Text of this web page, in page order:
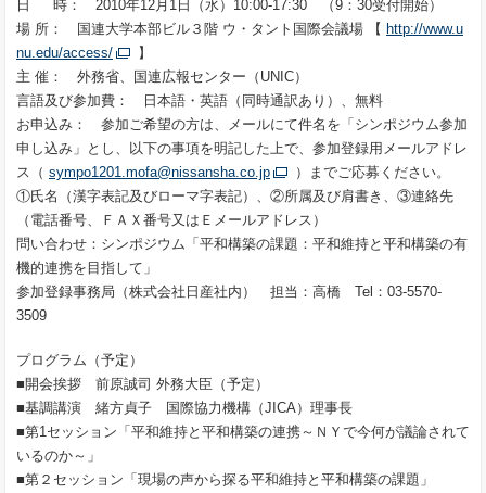
日 時： 2010年12月1日（水）10:00-17:30 （9：30受付開始）
場 所： 国連大学本部ビル３階 ウ・タント国際会議場 【 http://www.u
nu.edu/access/
】
主 催： 外務省、国連広報センター（UNIC）
言語及び参加費： 日本語・英語（同時通訳あり）、無料
お申込み： 参加ご希望の方は、メールにて件名を「シンポジウム参加
申し込み」とし、以下の事項を明記した上で、参加登録用メールアドレ
ス（ sympo1201.mofa@nissansha.co.jp
）までご応募ください。
①氏名（漢字表記及びローマ字表記）、②所属及び肩書き、③連絡先
（電話番号、ＦＡＸ番号又はＥメールアドレス）
問い合わせ：シンポジウム「平和構築の課題：平和維持と平和構築の有
機的連携を目指して」
参加登録事務局（株式会社日産社内） 担当：高橋 Tel：03-5570-
3509
プログラム（予定）
■開会挨拶 前原誠司 外務大臣（予定）
■基調講演 緒方貞子 国際協力機構（JICA）理事長
■第1セッション「平和維持と平和構築の連携～ＮＹで今何が議論されて
いるのか～」
■第２セッション「現場の声から探る平和維持と平和構築の課題」